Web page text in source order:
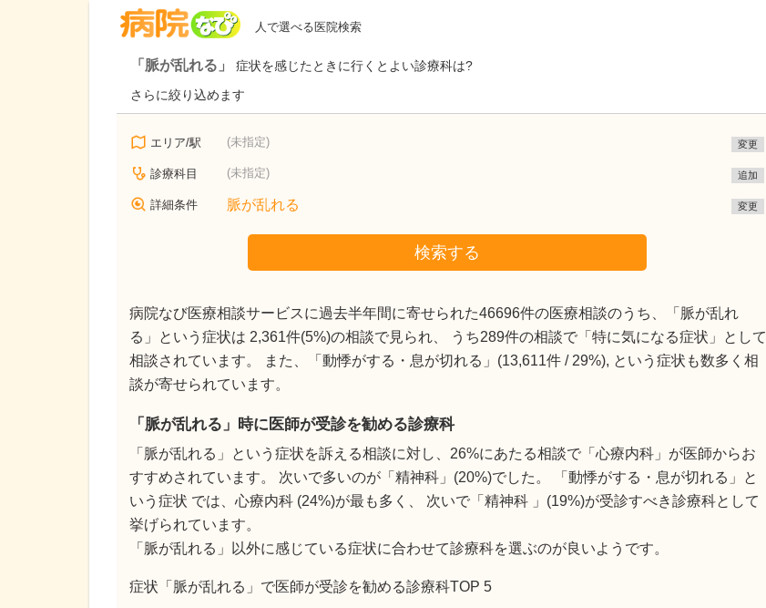
人で選べる医院検索
「脈が乱れる」
症状を感じたときに行くとよい診療科は?
さらに絞り込めます
エリア/駅 (未指定) 変更
診療科目 (未指定) 追加
詳細条件 脈が乱れる 変更
検索する
病院なび医療相談サービスに過去半年間に寄せられた46696件の医療相談のうち、「脈が乱れ
る」という症状は 2,361件(5%)の相談で見られ、 うち289件の相談で「特に気になる症状」として
相談されています。 また、「動悸がする・息が切れる」(13,611件 / 29%), という症状も数多く相
談が寄せられています。
「脈が乱れる」時に医師が受診を勧める診療科
「脈が乱れる」という症状を訴える相談に対し、26%にあたる相談で「心療内科」が医師からお
すすめされています。 次いで多いのが「精神科」(20%)でした。 「動悸がする・息が切れる」と
いう症状 では、心療内科 (24%)が最も多く、 次いで「精神科 」(19%)が受診すべき診療科として
挙げられています。
「脈が乱れる」以外に感じている症状に合わせて診療科を選ぶのが良いようです。
症状「脈が乱れる」で医師が受診を勧める診療科TOP 5
東京都中野区
中野富士見町耳鼻咽喉科
冨岡 亮太
を積んできたこともあ
り、難聴や突発性難聴、
中耳炎をはじめ、耳鳴り
やめまいなどの診断・治
ます。難聴は原因によっ